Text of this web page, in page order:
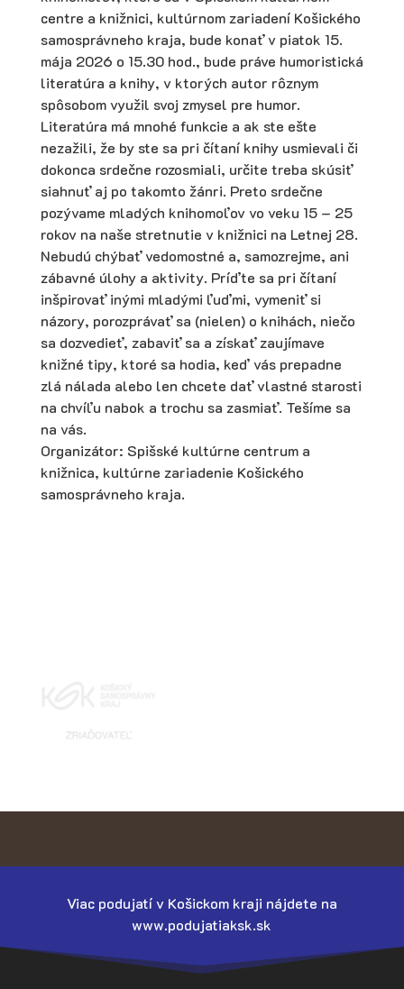
centre a knižnici, kultúrnom zariadení Košického
samosprávneho kraja, bude konať v piatok 15.
mája 2026 o 15.30 hod., bude práve humoristická
literatúra a knihy, v ktorých autor rôznym
spôsobom využil svoj zmysel pre humor.
Literatúra má mnohé funkcie a ak ste ešte
nezažili, že by ste sa pri čítaní knihy usmievali či
dokonca srdečne rozosmiali, určite treba skúsiť
siahnuť aj po takomto žánri. Preto srdečne
pozývame mladých knihomoľov vo veku 15 – 25
rokov na naše stretnutie v knižnici na Letnej 28.
Nebudú chýbať vedomostné a, samozrejme, ani
zábavné úlohy a aktivity. Príďte sa pri čítaní
inšpirovať inými mladými ľuďmi, vymeniť si
názory, porozprávať sa (nielen) o knihách, niečo
sa dozvedieť, zabaviť sa a získať zaujímave
knižné tipy, ktoré sa hodia, keď vás prepadne
zlá nálada alebo len chcete dať vlastné starosti
na chvíľu nabok a trochu sa zasmiať. Tešíme sa
na vás.
Organizátor: Spišské kultúrne centrum a
knižnica, kultúrne zariadenie Košického
samosprávneho kraja.
Viac podujatí v Košickom kraji nájdete na
www.podujatiaksk.sk